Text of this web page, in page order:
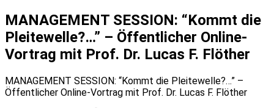
MANAGEMENT SESSION: “Kommt die
Pleitewelle?…” – Öffentlicher Online-
Vortrag mit Prof. Dr. Lucas F. Flöther
MANAGEMENT SESSION: “Kommt die Pleitewelle?…” –
Öffentlicher Online-Vortrag mit Prof. Dr. Lucas F. Flöther